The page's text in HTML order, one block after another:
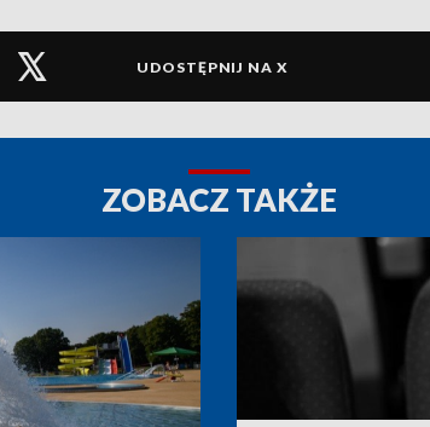
UDOSTĘPNIJ NA X
ZOBACZ TAKŻE